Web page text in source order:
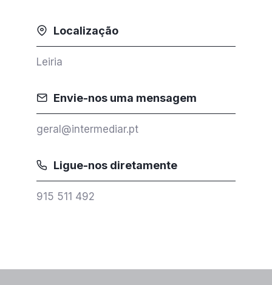
Localização
Leiria
Envie-nos uma mensagem
geral@intermediar.pt
Ligue-nos diretamente
915 511 492